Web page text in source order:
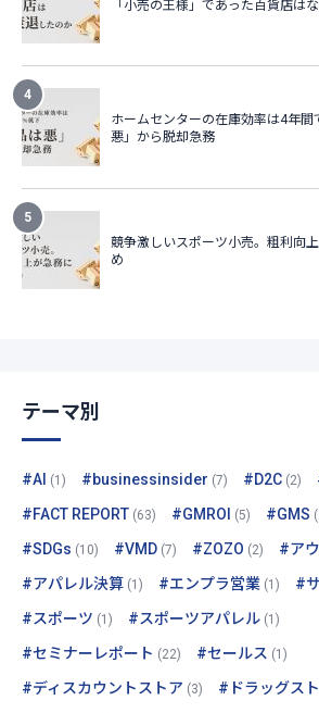
テーマ別
#AI (1) #businessinsider (7) #D2C (2)
#FACT REPORT (63) #GMROI (5) #GMS
#SDGs (10) #VMD (7) #ZOZO (2) #ア
#アパレル決算 (1) #エンプラ営業 (1) #
#スポーツ (1) #スポーツアパレル (1)
#セミナーレポート (22) #セールス (1)
#ディスカウントストア (3) #ドラッグス